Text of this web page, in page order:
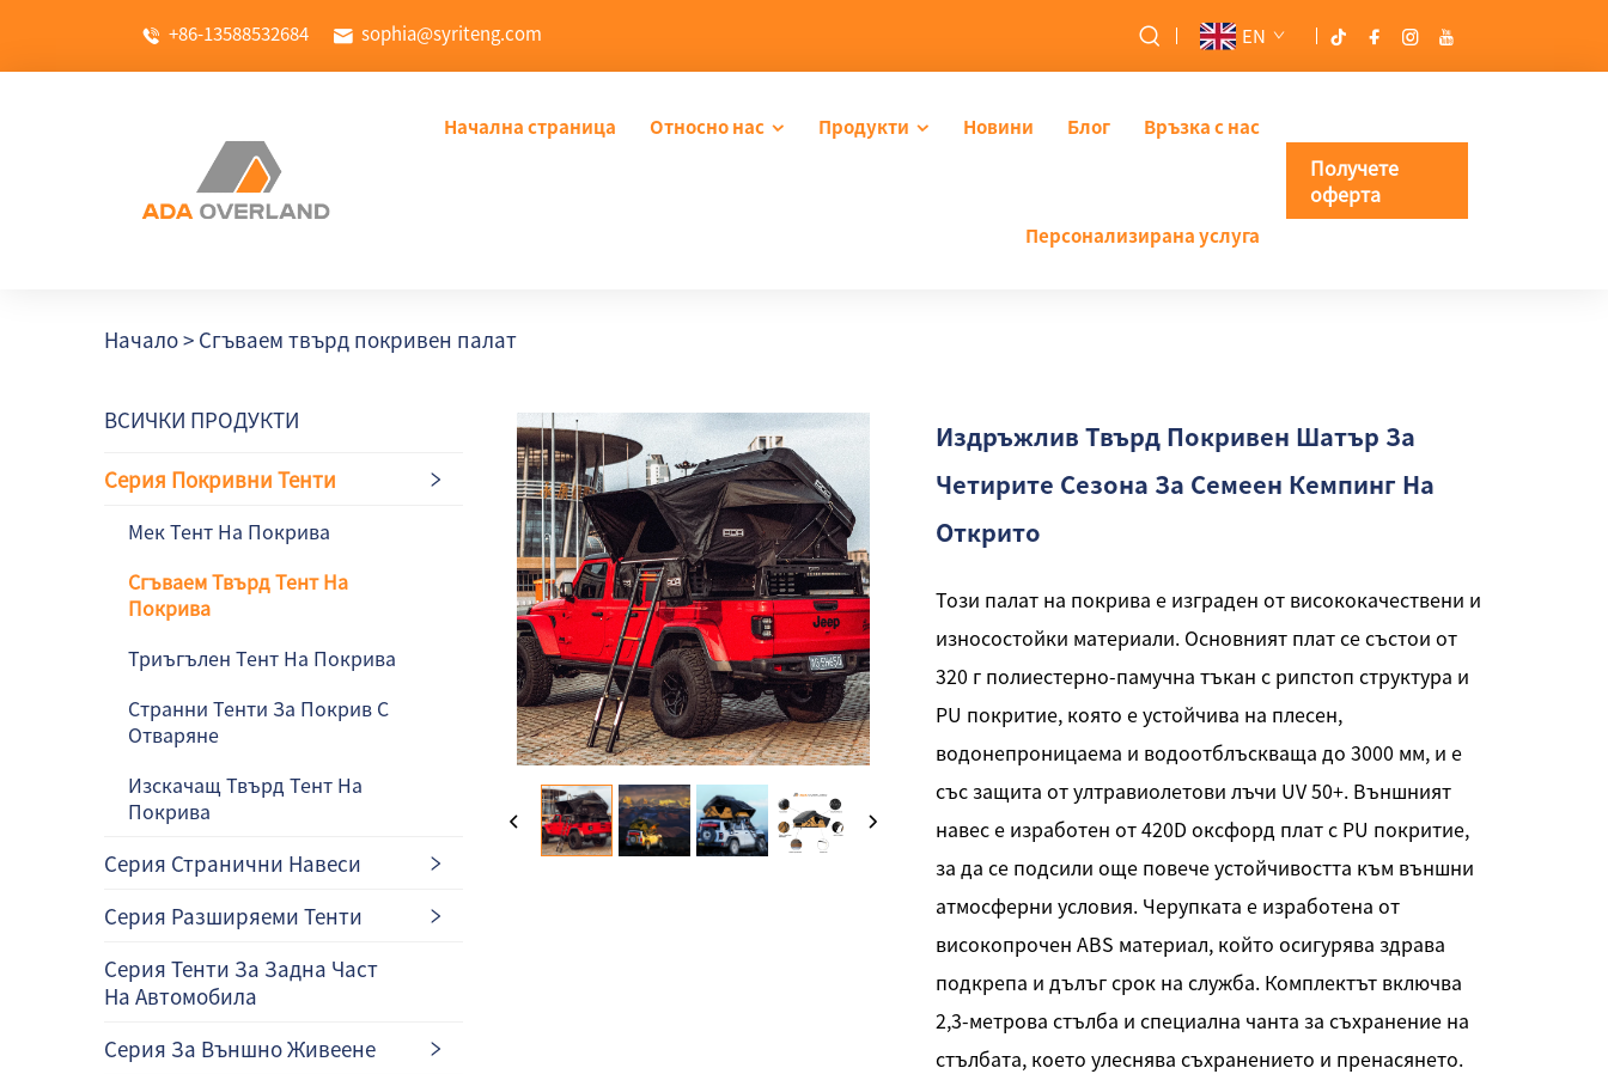
+86-13588532684 sophia@syriteng.com EN
Начална страница Относно нас Продукти Новини Блог Връзка с нас
Персонализирана услуга
Получете
оферта
Начало > Сгъваем твърд покривен палат
ВСИЧКИ ПРОДУКТИ
Серия Покривни Тенти
Мек Тент На Покрива
Сгъваем Твърд Тент На
Покрива
Триъгълен Тент На Покрива
Странни Тенти За Покрив С
Отваряне
Изскачащ Твърд Тент На
Покрива
Серия Странични Навеси
Серия Разширяеми Тенти
Серия Тенти За Задна Част
На Автомобила
Серия За Външно Живеене
Издръжлив Твърд Покривен Шатър За
Четирите Сезона За Семеен Кемпинг На
Открито
Този палат на покрива е изграден от висококачествени и
износостойки материали. Основният плат се състои от
320 г полиестерно-памучна тъкан с рипстоп структура и
PU покритие, която е устойчива на плесен,
водонепроницаема и водоотблъскваща до 3000 мм, и е
със защита от ултравиолетови лъчи UV 50+. Външният
навес е изработен от 420D оксфорд плат с PU покритие,
за да се подсили още повече устойчивостта към външни
атмосферни условия. Черупката е изработена от
високопрочен ABS материал, който осигурява здрава
подкрепа и дълъг срок на служба. Комплектът включва
2,3-метрова стълба и специална чанта за съхранение на
стълбата, което улеснява съхранението и пренасянето.